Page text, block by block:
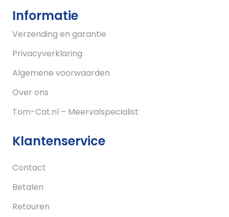
Informatie
Verzending en garantie
Privacyverklaring
Algemene voorwaarden
Over ons
Tom-Cat.nl – Meervalspecialist
Klantenservice
Contact
Betalen
Retouren